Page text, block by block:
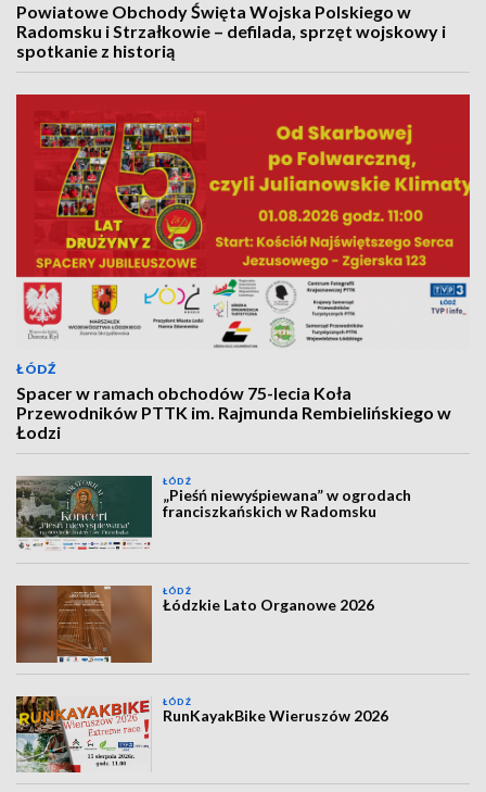
Powiatowe Obchody Święta Wojska Polskiego w
Radomsku i Strzałkowie – defilada, sprzęt wojskowy i
spotkanie z historią
ŁÓDŹ
Spacer w ramach obchodów 75-lecia Koła
Przewodników PTTK im. Rajmunda Rembielińskiego w
Łodzi
ŁÓDŹ
„Pieśń niewyśpiewana” w ogrodach
franciszkańskich w Radomsku
ŁÓDŹ
Łódzkie Lato Organowe 2026
ŁÓDŹ
RunKayakBike Wieruszów 2026